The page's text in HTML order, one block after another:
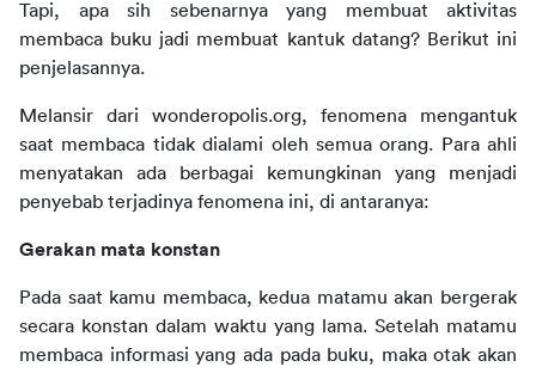
Tapi, apa sih sebenarnya yang membuat aktivitas
membaca buku jadi membuat kantuk datang? Berikut ini
penjelasannya.
Melansir dari wonderopolis.org, fenomena mengantuk
saat membaca tidak dialami oleh semua orang. Para ahli
menyatakan ada berbagai kemungkinan yang menjadi
penyebab terjadinya fenomena ini, di antaranya:
Gerakan mata konstan
Pada saat kamu membaca, kedua matamu akan bergerak
secara konstan dalam waktu yang lama. Setelah matamu
membaca informasi yang ada pada buku, maka otak akan